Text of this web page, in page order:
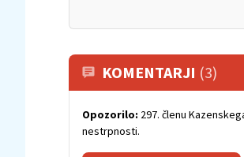
KOMENTARJI (3)
Opozorilo: 297. členu
nestrpnosti.